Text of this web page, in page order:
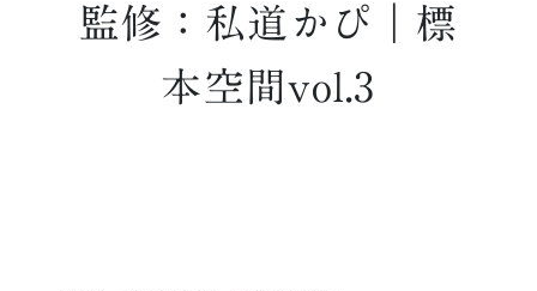
監修：私道かぴ｜標
本空間vol.3